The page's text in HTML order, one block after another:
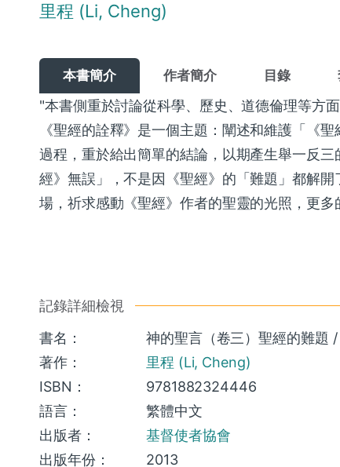
里程 (Li, Cheng)
本書簡介 作者簡介 目錄
"本書側重於討論從科學、歷史、道德倫理等方
《聖經的詮釋》是一個主題：闡述和維護「《
過程，重於給出簡單的結論，以期產生舉一反
經》無誤」，不是因《聖經》的「難題」都解
場，祈求感動《聖經》作者的聖靈的光照，更
記錄詳細檢視
書名：
神的聖言（卷三）聖經的難題
著作：
里程 (Li, Cheng)
ISBN：
9781882324446
語言：
繁體中文
出版者：
基督使者協會
出版年份：
2013